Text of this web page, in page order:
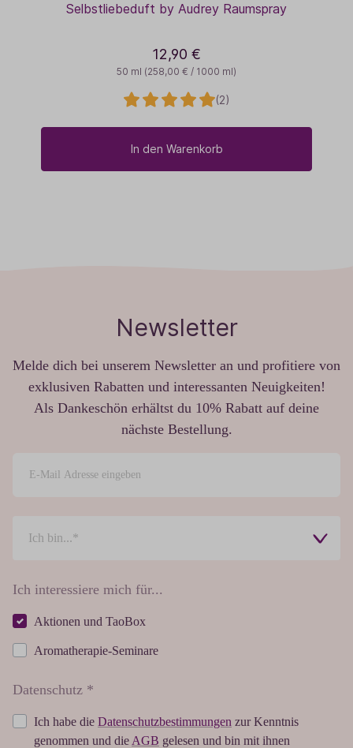
Selbstliebeduft by Audrey Raumspray
50 ml (258,00 € / 1000 ml)
12,90 €
(2)
In den Warenkorb
Newsletter
Melde dich bei unserem Newsletter an und profitiere von
exklusiven Rabatten und interessanten Neuigkeiten!
Als Dankeschön erhältst du 10% Rabatt auf deine
nächste Bestellung.
Ich interessiere mich für...
Aktionen und TaoBox
Aromatherapie-Seminare
Datenschutz *
Ich habe die Datenschutzbestimmungen zur Kenntnis
genommen und die AGB gelesen und bin mit ihnen